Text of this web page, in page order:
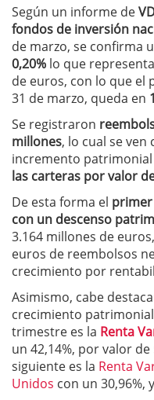
Según un informe de
fondos de inversión
de marzo, se confirma
0,20% lo que
de euros, con lo que
31 de marzo, queda en
Se registraron
millones, lo cual se
incremento
las carteras por valor
De esta forma el
con un descenso
3.164 millones de
euros de reembolsos
crecimiento por
Asimismo, cabe
crecimiento
trimestre es la Renta
un 42,14%, por valor
siguiente es la Renta
Unidos con un 30,96%,